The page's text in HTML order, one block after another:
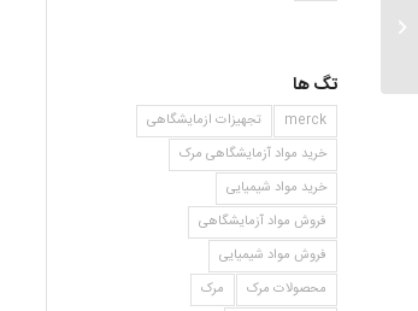
تگ ها
merck
تجهیزات ازمایشگاهی
خرید مواد آزمایشگاهی مرک
خرید مواد شیمیایی
فروش مواد آزمایشگاهی
فروش مواد شیمیایی
محصولات مرک
مرک